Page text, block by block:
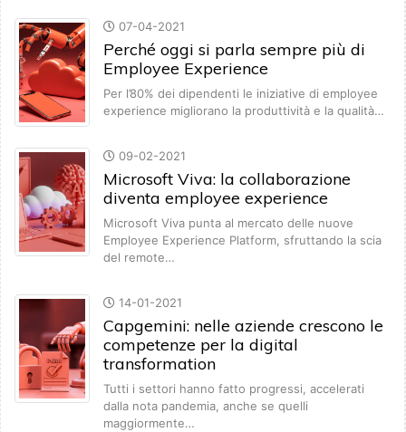
07-04-2021
Perché oggi si parla sempre più di
Employee Experience
Per l’80% dei dipendenti le iniziative di employee
experience migliorano la produttività e la qualità…
09-02-2021
Microsoft Viva: la collaborazione
diventa employee experience
Microsoft Viva punta al mercato delle nuove
Employee Experience Platform, sfruttando la scia
del remote…
14-01-2021
Capgemini: nelle aziende crescono le
competenze per la digital
transformation
Tutti i settori hanno fatto progressi, accelerati
dalla nota pandemia, anche se quelli
maggiormente…